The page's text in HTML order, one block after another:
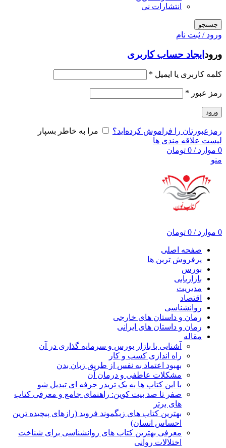
انتشارات نی
جستجو
ورود / ثبت نام
ورود ایجاد حساب کاربری
کلمه کاربری یا ایمیل *
رمز عبور *
ورود
رمزعبورتان را فراموش کرده‌اید؟
مرا به خاطر بسپار
لیست علاقه مندی ها
0 موارد /
0 تومان
منو
0 موارد /
0 تومان
صفحه اصلی
پرفروش ترین ها
بورس
بازاریابی
مدیریت
اقتصاد
روانشناسی
رمان و داستان های خارجی
رمان و داستان های ایرانی
مقاله
آشنایی با بازار بورس و سرمایه گذاری در آن
راه اندازی کسب و کار
بهبود اعتماد به نفس از طریق زبان بدن
مشکلات عاطفی و درمان آن
با این کتاب ها به یک تریدر حرفه ای تبدیل شو
صفر تا صد بیت کوین: راهنمای جامع و معرفی کتاب
های برتر
بهترین کتاب های زیگموند فروید (رازهای پیچیده ترین
احساس انسان)
معرفی بهترین کتاب های روانشناسی برای شناخت
اختلالات روانی